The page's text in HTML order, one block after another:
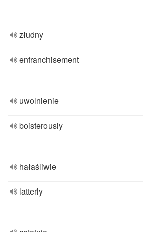
złudny
enfranchisement
uwolnienie
boisterously
hałaśliwie
latterly